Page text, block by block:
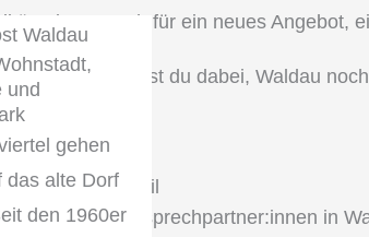
und
gehen
das alte Dorf
den 1960er
ein Wunsch für ein neues Angebot,
teilst, hilfst du dabei, Waldau
für den Stadtteil
richtigen Ansprechpartner:innen in